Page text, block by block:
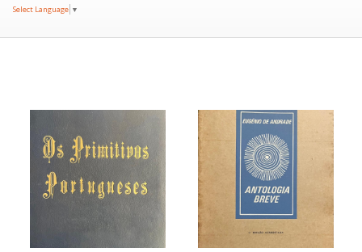
Select Language ▼